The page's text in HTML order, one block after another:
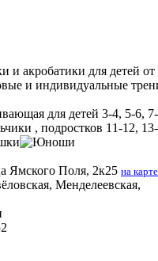
и акробатики для детей от
и индивидуальные
для детей 3-4, 5-6,
, подростков 11-12,
Ямского Поля, 2к25 на карте
Менделеевская,